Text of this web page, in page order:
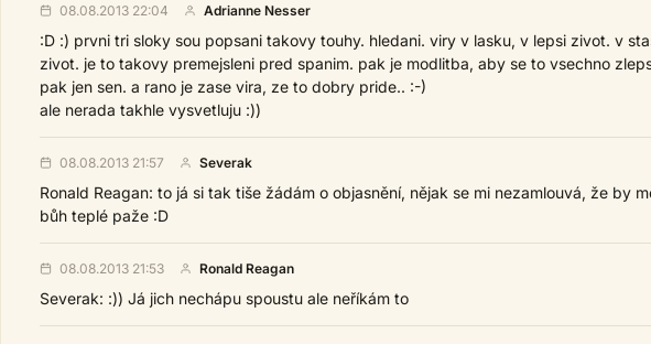
08.08.2013 22:04 Adrianne Nesser
:D :) prvni tri sloky sou popsani takovy touhy. hledani. viry v lasku, v lepsi zivot. v
zivot. je to takovy premejsleni pred spanim. pak je modlitba, aby se to vsechno
pak jen sen. a rano je zase vira, ze to dobry pride.. :-)
ale nerada takhle vysvetluju :))
08.08.2013 21:57 Severak
Ronald Reagan: to já si tak tiše žádám o objasnění, nějak se mi nezamlouvá, že by
bůh teplé paže :D
08.08.2013 21:53 Ronald Reagan
Severak: :)) Já jich nechápu spoustu ale neříkám to